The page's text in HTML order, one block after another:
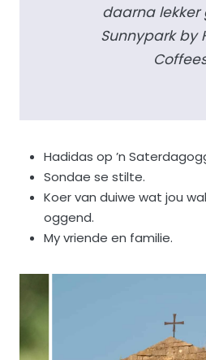
daarna lekker
Sunnypark by
Hadidas op ’n
Sondae se stilte.
Koer van duiwe wat jou
oggend.
My vriende en familie.